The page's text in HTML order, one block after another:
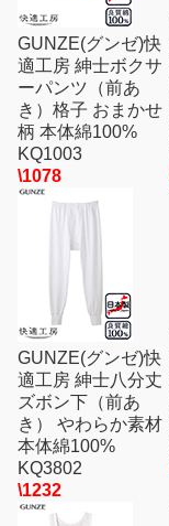
GUNZE(グンゼ)快
適工房 紳士ボクサ
ーパンツ（前あ
き）格子 おまかせ
柄 本体綿100%
KQ1003
\1078
GUNZE(グンゼ)快
適工房 紳士八分丈
ズボン下（前あ
き） やわらか素材
本体綿100%
KQ3802
\1232